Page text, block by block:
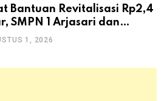
Bantuan Revitalisasi Rp2,4
SMPN 1 Arjasari dan
Sambut Antusias
1, 2026